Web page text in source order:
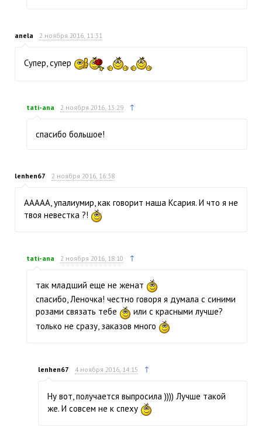
anela 2 ноября 2016, 11:31
Супер, супер
tati-ana 2 ноября 2016, 13:29 ↑
спасибо большое!
lenhen67 2 ноября 2016, 16:38
ААААА, упалиумир, как говорит наша Ксария. И что я не
твоя невестка ?!
tati-ana 2 ноября 2016, 18:10 ↑
так младший еще не женат
спасибо, Леночка! честно говоря я думала с синими
розами связать тебе
или с красными лучше?
только не сразу, заказов много
lenhen67 4 ноября 2016, 14:15 ↑
Ну вот, получается выпросила )))) Лучше такой
же. И совсем не к спеху